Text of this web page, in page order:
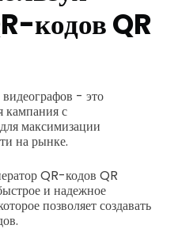
кодов QR
- это
кампания с
максимизации
на рынке.
QR-кодов QR
и надежное
позволяет создавать